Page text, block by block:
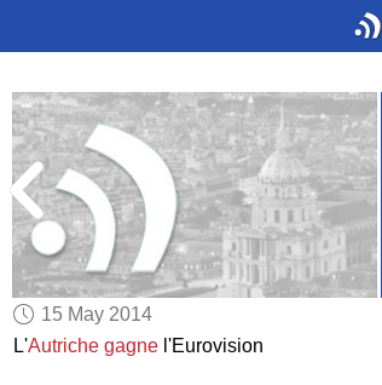
15 May 2014
L'Autriche gagne l'Eurovision